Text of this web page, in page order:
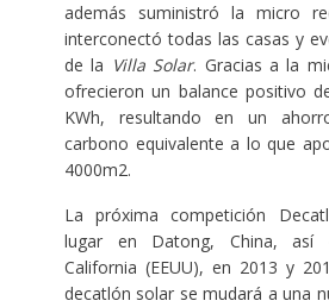
además suministró la micro
interconectó todas las casas y
de la Villa Solar. Gracias a la
ofrecieron un balance positivo
KWh, resultando en un
carbono equivalente a lo que
4000m2.
La próxima competición
lugar en Datong, China, así
California (EEUU), en 2013 y
decatlón solar se mudará a una